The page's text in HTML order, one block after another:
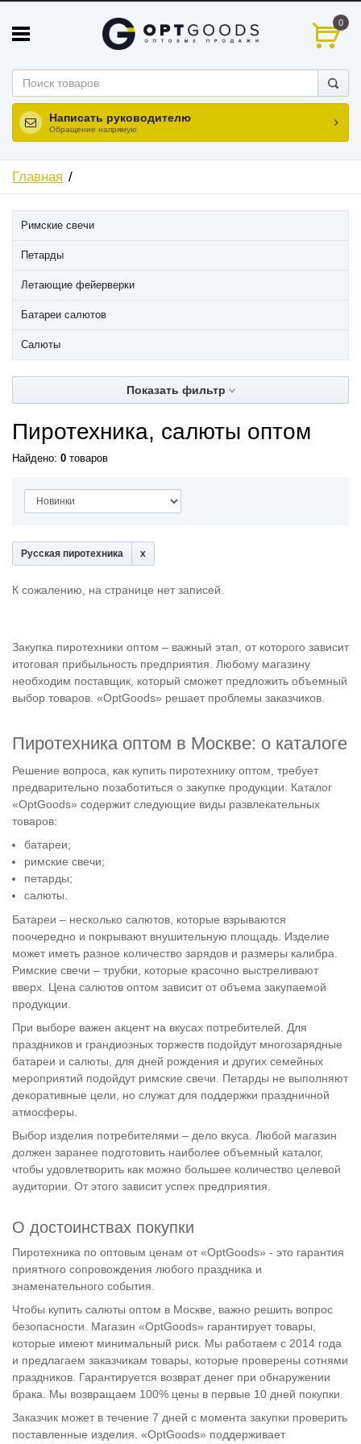
0
Написать руководителю
Обращение напрямую
Главная
Римские свечи
Петарды
Летающие фейерверки
Батареи салютов
Салюты
Показать фильтр
Пиротехника, салюты оптом
Найдено: 0 товаров
Русская пиротехника
К сожалению, на странице нет записей.
Закупка пиротехники оптом – важный этап, от которого зависит
итоговая прибыльность предприятия. Любому магазину
необходим поставщик, который сможет предложить объемный
выбор товаров. «OptGoods» решает проблемы заказчиков.
Пиротехника оптом в Москве: о каталоге
Решение вопроса, как купить пиротехнику оптом, требует
предварительно позаботиться о закупке продукции. Каталог
«OptGoods» содержит следующие виды развлекательных
товаров:
батареи;
римские свечи;
петарды;
салюты.
Батареи – несколько салютов, которые взрываются
поочередно и покрывают внушительную площадь. Изделие
может иметь разное количество зарядов и размеры калибра.
Римские свечи – трубки, которые красочно выстреливают
вверх. Цена салютов оптом зависит от объема закупаемой
продукции.
При выборе важен акцент на вкусах потребителей. Для
праздников и грандиозных торжеств подойдут многозарядные
батареи и салюты, для дней рождения и других семейных
мероприятий подойдут римские свечи. Петарды не выполняют
декоративные цели, но служат для поддержки праздничной
атмосферы.
Выбор изделия потребителями – дело вкуса. Любой магазин
должен заранее подготовить наиболее объемный каталог,
чтобы удовлетворить как можно большее количество целевой
аудитории. От этого зависит успех предприятия.
О достоинствах покупки
Пиротехника по оптовым ценам от «OptGoods» - это гарантия
приятного сопровождения любого праздника и
знаменательного события.
Чтобы купить салюты оптом в Москве, важно решить вопрос
безопасности. Магазин «OptGoods» гарантирует товары,
которые имеют минимальный риск. Мы работаем с 2014 года
и предлагаем заказчикам товары, которые проверены сотнями
праздников. Гарантируется возврат денег при обнаружении
брака. Мы возвращаем 100% цены в первые 10 дней покупки.
Заказчик может в течение 7 дней с момента закупки проверить
поставленные изделия. «OptGoods» поддерживает